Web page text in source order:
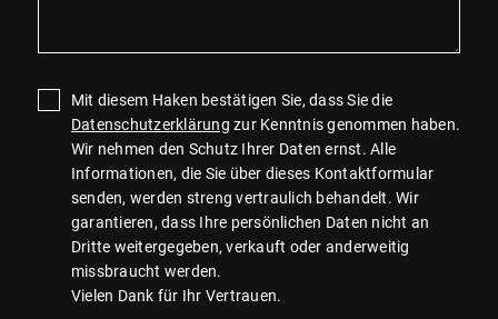
Mit diesem Haken bestätigen Sie, dass Sie die
Datenschutzerklärung zur Kenntnis genommen haben.
Wir nehmen den Schutz Ihrer Daten ernst. Alle
Informationen, die Sie über dieses Kontaktformular
senden, werden streng vertraulich behandelt. Wir
garantieren, dass Ihre persönlichen Daten nicht an
Dritte weitergegeben, verkauft oder anderweitig
missbraucht werden.
Vielen Dank für Ihr Vertrauen.